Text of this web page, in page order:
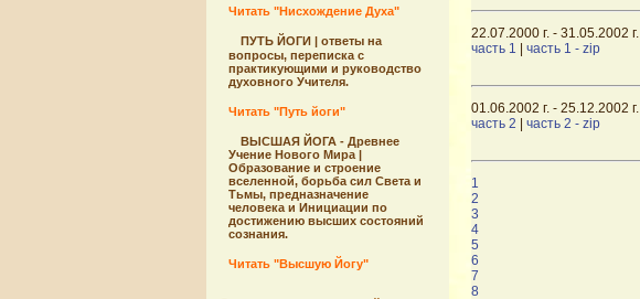
Читать "Нисхождение Духа"
ПУТЬ ЙОГИ | ответы на
вопросы, переписка с
практикующими и руководство
духовного Учителя.
Читать "Путь йоги"
ВЫСШАЯ ЙОГА - Древнее
Учение Нового Мира |
Образование и строение
вселенной, борьба сил Света и
Тьмы, предназначение
человека и Инициации по
достижению высших состояний
сознания.
Читать "Высшую Йогу"
22.07.2000 г. - 31.05.2002 г.
часть 1
часть 1 - zip
01.06.2002 г. - 25.12.2002 г.
часть 2
часть 2 - zip
1
2
3
4
5
6
7
8